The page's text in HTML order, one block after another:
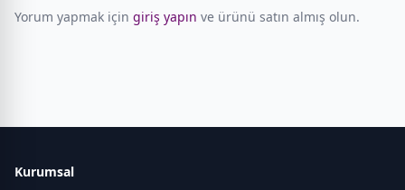
Yorum yapmak için giriş yapın ve ürünü satın almış olun.
Kurumsal